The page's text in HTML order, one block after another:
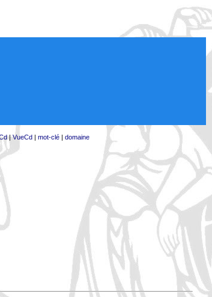
|VueCd| mot-clé| domaine